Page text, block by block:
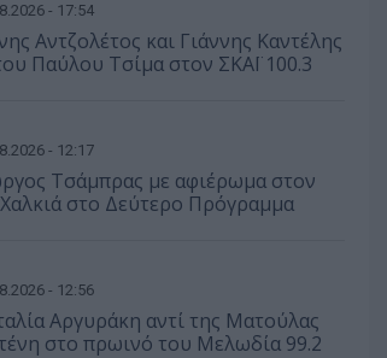
- 17:54
Αντζολέτος και Γιάννης Καντέλης
Παύλου Τσίμα στον ΣΚΑΪ 100.3
- 12:17
Τσάμπρας με αφιέρωμα στον
στο Δεύτερο Πρόγραμμα
- 12:56
Αργυράκη αντί της Ματούλας
στο πρωινό του Μελωδία 99.2